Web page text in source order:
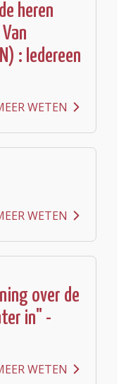
heren
: Iedereen
WETEN
WETEN
over de
in" -
WETEN